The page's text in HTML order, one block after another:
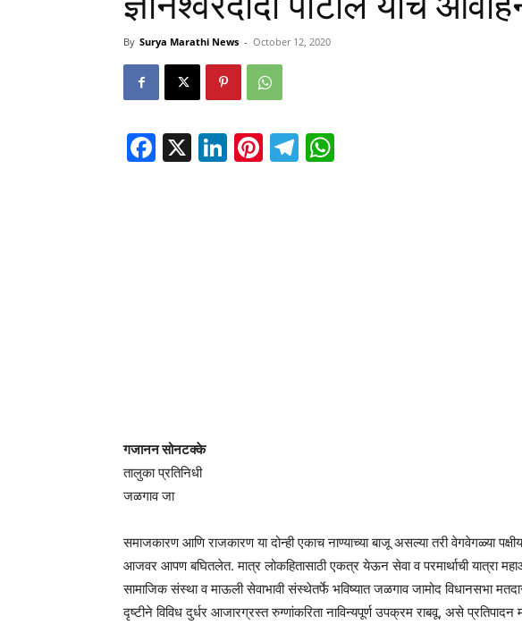
By Surya Marathi News - October 12, 2020
Facebook
X LinkedIn
Pinterest
Telegram
गजानन सोनटक्के
तालुका प्रतिनिधी
जळगाव जा
समाजकारण आणि राजकारण या दोन्ही एकाच नाण्याच्या बाजू असल्या तरी वेगवेगळ्या
आजवर आपण बघितलेत. मात्र लोकहितासाठी एकत्र येऊन सेवा व परमार्थाची यात्रा
सामाजिक संस्था व माऊली सेवाभावी संस्थेतर्फे भविष्यात जळगाव जामोद विधानसभा
दृष्टीने विविध दुर्धर आजारग्रस्त रुग्णांकरिता नाविन्यपूर्ण उपक्रम राबवू, असे